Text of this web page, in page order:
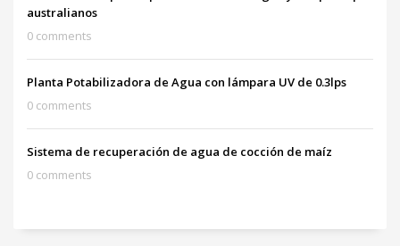
australianos
0 comments
Planta Potabilizadora de Agua con lámpara UV de 0.3lps
0 comments
Sistema de recuperación de agua de cocción de maíz
0 comments